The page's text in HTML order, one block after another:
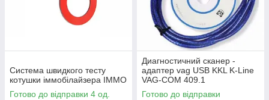
Система швидкого тесту
котушки іммобілайзера IMMO
Готово до відправки 4 од.
Диагностичний сканер -
адаптер vag USB KKL K-Line
VAG-COM 409.1
Готово до відправки